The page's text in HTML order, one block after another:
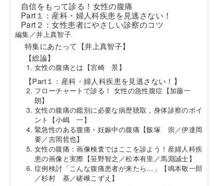
自信をもって診る！女性の腹痛
Part１：産科・婦人科疾患を見逃さない！
Part２：女性患者にやさしい診察のコツ
編集／井上真智子
特集にあたって【井上真智子】
【総論】
女性の腹痛とは【宮崎 景】
【Part１：産科・婦人科疾患を見逃さない！】
フローチャートで診る！ 女性の急性腹症【加藤一
朗】
女性の腹痛の鑑別に必要な病歴聴取，身体診察のポイ
ント【小嶋 一】
緊急性のある腹痛・妊娠中の腹痛【飯塚 崇／伊達岡
要／吉岡哲也】
女性の腹痛：画像検査ではここを診よう！産婦人科疾
患の画像と実際【笹野智之／松本有里／馬淵誠士】
症例検討「こんな腹痛患者が来たら…」【鳴本敬一郎
／杉村 基／嵯峨こずえ】